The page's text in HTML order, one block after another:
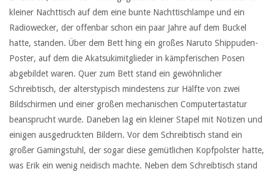
kleiner Nachttisch auf dem eine bunte Nachttischlampe und ein
Radiowecker, der offenbar schon ein paar Jahre auf dem Buckel
hatte, standen. Über dem Bett hing ein großes Naruto Shippuden-
Poster, auf dem die Akatsukimitglieder in kämpferischen Posen
abgebildet waren. Quer zum Bett stand ein gewöhnlicher
Schreibtisch, der alterstypisch mindestens zur Hälfte von zwei
Bildschirmen und einer großen mechanischen Computertastatur
beansprucht wurde. Daneben lag ein kleiner Stapel mit Notizen und
einigen ausgedruckten Bildern. Vor dem Schreibtisch stand ein
großer Gamingstuhl, der sogar diese gemütlichen Kopfpolster hatte,
was Erik ein wenig neidisch machte. Neben dem Schreibtisch stand